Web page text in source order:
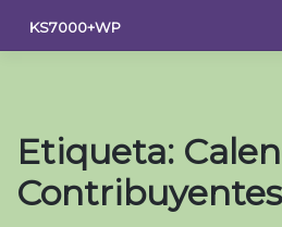
contenido
KS7000+WP
Etiqueta: